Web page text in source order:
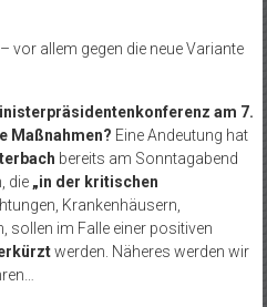
– vor allem gegen die neue Variante
am 7.
Maßnahmen? Eine Andeutung hat
bereits am Sonntagabend
die „in der kritischen
Krankenhäusern,
sollen im Falle einer positiven
werden. Näheres werden wir